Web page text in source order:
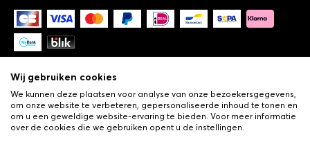
Wij gebruiken cookies
We kunnen deze plaatsen voor analyse van onze bezoekersgegevens,
om onze website te verbeteren, gepersonaliseerde inhoud te tonen en
om u een geweldige website-ervaring te bieden. Voor meer informatie
over de cookies die we gebruiken opent u de instellingen.